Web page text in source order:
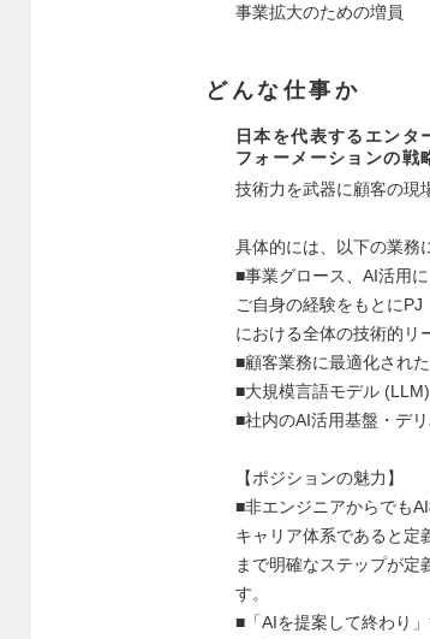
事業拡大のための増員
どんな仕事か
日本を代表するエン
フォーメーションの戦
技術力を武器に顧客の現
具体的には、以下の業務
■事業グロース、AI活用
ご自身の経験をもとにPJ
における全体の技術的リ
■顧客業務に最適化され
■大規模言語モデル
■社内のAI活用基盤・デ
【ポジションの魅力】
■非エンジニアからでも
キャリア体系であると定
まで明確なステップが定
す。
■「AIを提案して終わり